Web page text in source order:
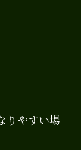
りやすい場